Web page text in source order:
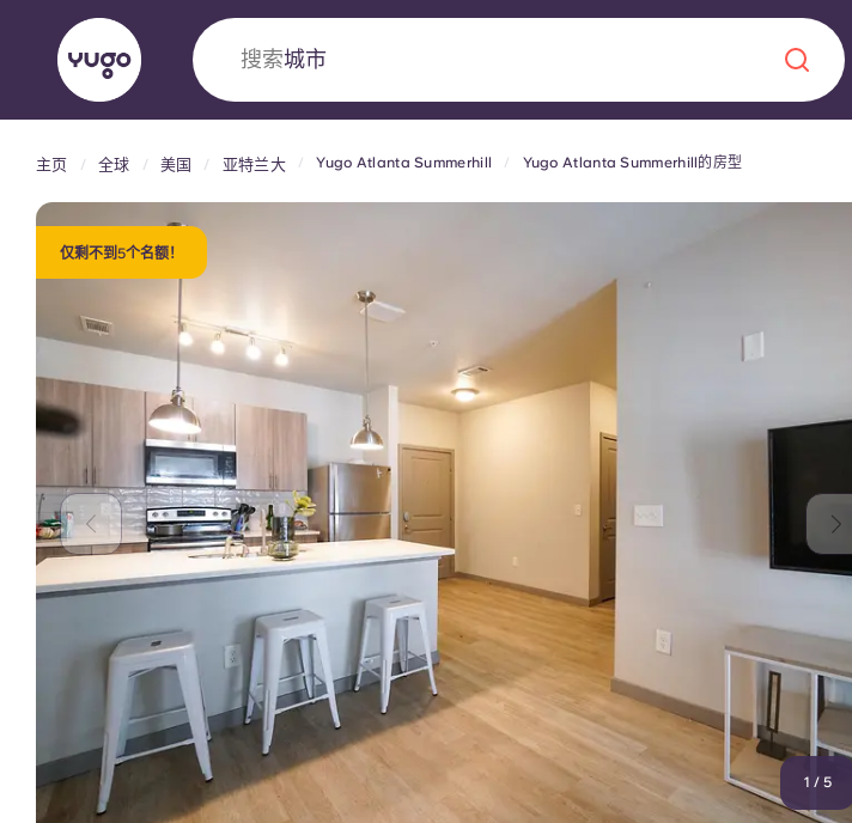
搜索国家
关于我们地点更多
Yugo VCARB：引领公寓新时代
Yugo与VCARB的开创性合作，激发创新精神，点燃雄心壮志，缔造难
忘的学子时光。
English (GB)
Portuguese
主页 全球 美国 亚特兰大 Yugo Atlanta Summerhill Yugo Atlanta Summerhill的房型
仅剩不到5个名额！
1 / 5